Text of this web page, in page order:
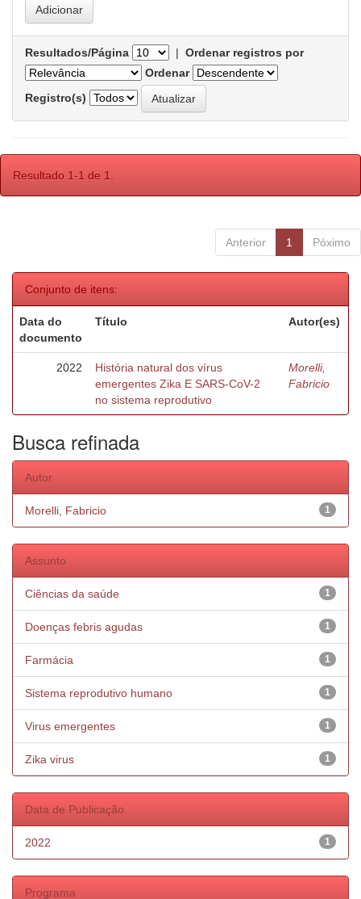
Resultados/Página | Ordenar registros por
Ordenar
Registro(s)
Resultado 1-1 de 1.
Anterior 1 Póximo
Conjunto de itens:
Data do
documento
Título Autor(es)
2022
História natural dos vírus
emergentes Zika E SARS-CoV-2
no sistema reprodutivo
Morelli,
Fabricio
Busca refinada
Autor
1
Morelli, Fabricio
Assunto
1
Ciências da saúde
1
Doenças febris agudas
1
Farmácia
1
Sistema reprodutivo humano
1
Virus emergentes
1
Zika virus
Data de Publicação
1
2022
Programa